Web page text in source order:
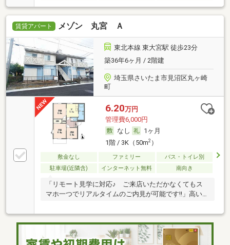
賃貸アパート メゾン 丸宮 Ａ
東北本線 東大宮駅 徒歩23分
築36年6ヶ月 / 2階建
埼玉県さいたま市見沼区丸ヶ崎
町
6.20万円
管理費6,000円
なし
1ヶ月
1階 / 3K（50m2）
敷金なし ファミリー
バス・トイレ別
駐車場(近隣含)
インターネット無料 南向き
「リモート見学に対応♪ ご来店いただかなくてもス
マホ一つでリアルタイムのご内見が可能です!!」高い…